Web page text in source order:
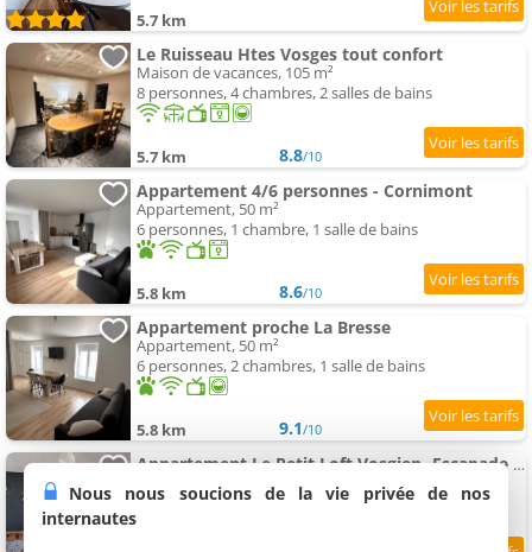
5.7 km
Le Ruisseau Htes Vosges tout confort
Maison de vacances, 105 m²
8 personnes, 4 chambres, 2 salles de bains
5.7 km 8.8/10
Appartement 4/6 personnes - Cornimont
Appartement, 50 m²
6 personnes, 1 chambre, 1 salle de bains
5.8 km 8.6/10
Appartement proche La Bresse
Appartement, 50 m²
6 personnes, 2 chambres, 1 salle de bains
5.8 km 9.1/10
Appartement Le Petit Loft Vosgien -Escapade nature & cosy
Appartement, 37 m²
4 personnes, 1 chambre, 1 salle de bains
Nous nous soucions de la vie privée de nos
internautes